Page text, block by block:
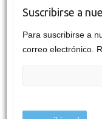
Suscribirse a
Para suscribirse a
correo electrónico.